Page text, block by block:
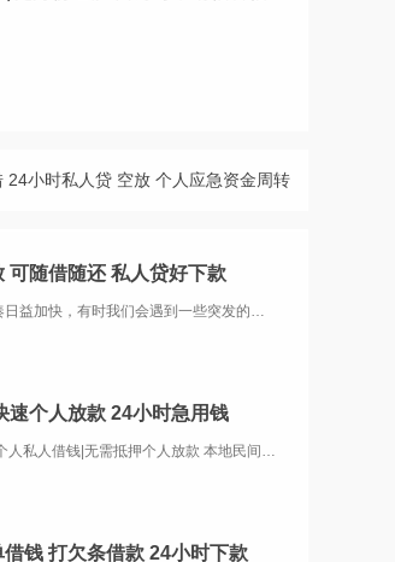
24小时私人贷 空放 个人应急资金周转
可随借随还 私人贷好下款
在昆明这座美丽的城市，生活节奏日益加快，有时我们会遇到一些突发的紧急情况，急需资金来解决。此时，传统的贷款方式往往因为繁琐的手续和漫长的等待时间而无法满足我们的需求。幸运的是，昆明现在有一种全新的借款方式——24小时私人借钱服务，昆明本地生...
速个人放款 24小时急用钱
昆明私人放款当天下款|昆明民间个人私人借钱|无需抵押个人放款 本地民间借贷 私人借款 认准昆明金凯私借13669713414微信就是电话号， 私人老板一手资金，个人资金，放款灵活。本公司主要业务包括并不限制于：昆明空放贷款，私人贷款，小额贷...
钱 打欠条借款 24小时下款